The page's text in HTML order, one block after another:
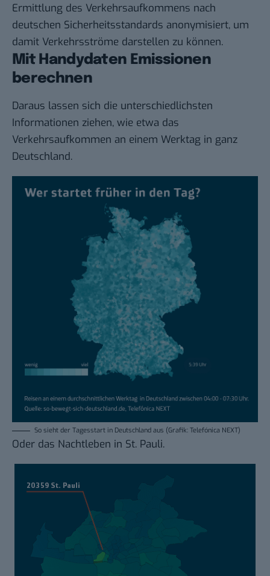
Ermittlung des Verkehrsaufkommens nach
deutschen Sicherheitsstandards anonymisiert, um
damit Verkehrsströme darstellen zu können.
Mit Handydaten Emissionen
berechnen
Daraus lassen sich die unterschiedlichsten
Informationen ziehen, wie etwa das
Verkehrsaufkommen an einem Werktag in ganz
Deutschland.
So sieht der Tagesstart in Deutschland aus (Grafik: Telefónica NEXT)
Oder das Nachtleben in St. Pauli.